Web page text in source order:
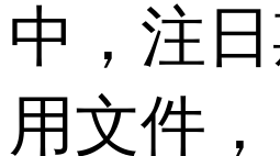
中，注日
用文件，